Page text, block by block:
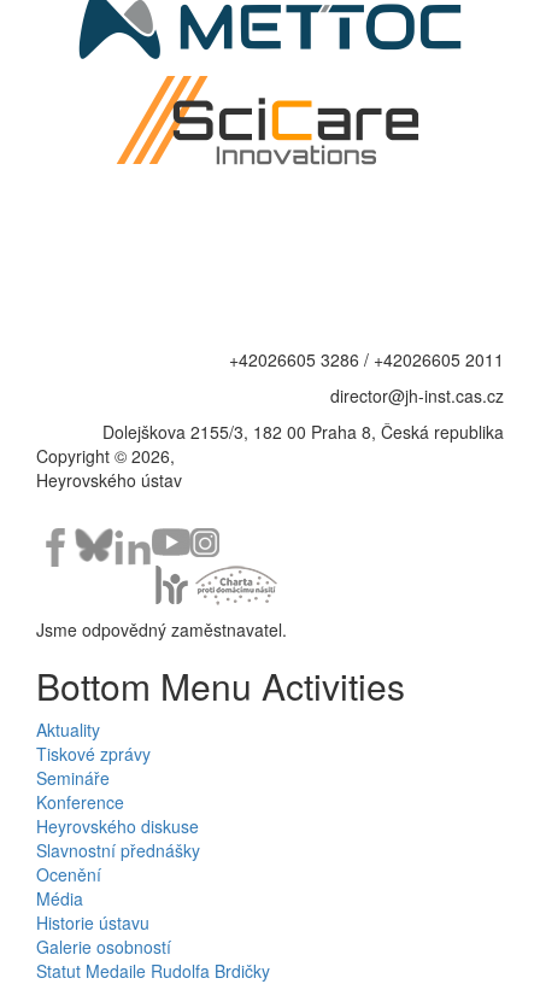
+42026605 3286 / +42026605 2011
director@jh-inst.cas.cz
Dolejškova 2155/3, 182 00 Praha 8, Česká republika
Copyright © 2026,
Heyrovského ústav
Jsme odpovědný zaměstnavatel.
Bottom Menu Activities
Aktuality
Tiskové zprávy
Semináře
Konference
Heyrovského diskuse
Slavnostní přednášky
Ocenění
Média
Historie ústavu
Galerie osobností
Statut Medaile Rudolfa Brdičky